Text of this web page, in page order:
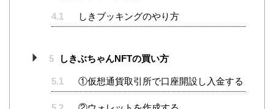
4.1 しきブッキングのやり方
5 しきぶちゃんNFTの買い方
5.1 ①仮想通貨取引所で口座開設し入金する